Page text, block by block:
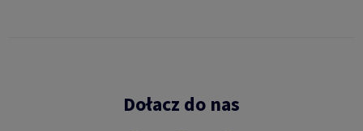
Dołacz do nas